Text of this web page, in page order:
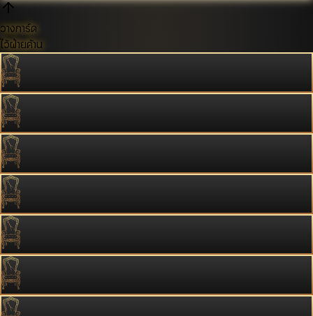
วางการ์ด
ไว้ฝ่ายค้าน